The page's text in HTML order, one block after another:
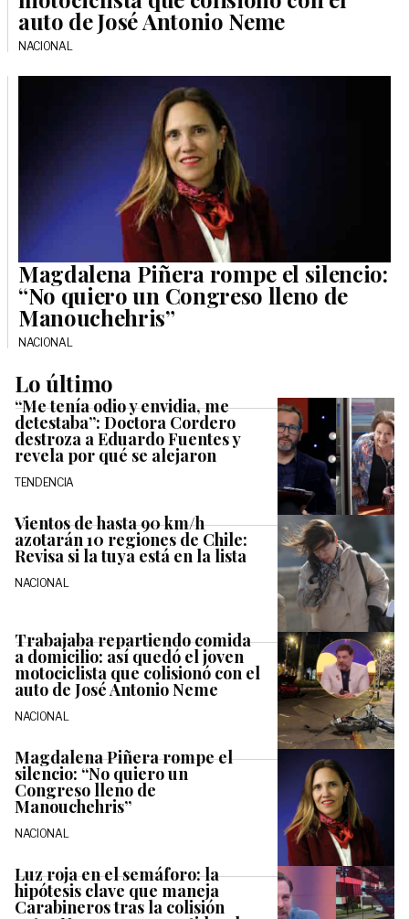
auto de José Antonio Neme
NACIONAL
Magdalena Piñera rompe el silencio:
“No quiero un Congreso lleno de
Manouchehris”
NACIONAL
Lo último
“Me tenía odio y envidia, me
detestaba”: Doctora Cordero
destroza a Eduardo Fuentes y
revela por qué se alejaron
TENDENCIA
Vientos de hasta 90 km/h
azotarán 10 regiones de Chile:
Revisa si la tuya está en la lista
NACIONAL
Trabajaba repartiendo comida
a domicilio: así quedó el joven
motociclista que colisionó con el
auto de José Antonio Neme
NACIONAL
Magdalena Piñera rompe el
silencio: “No quiero un
Congreso lleno de
Manouchehris”
NACIONAL
Luz roja en el semáforo: la
hipótesis clave que maneja
Carabineros tras la colisión